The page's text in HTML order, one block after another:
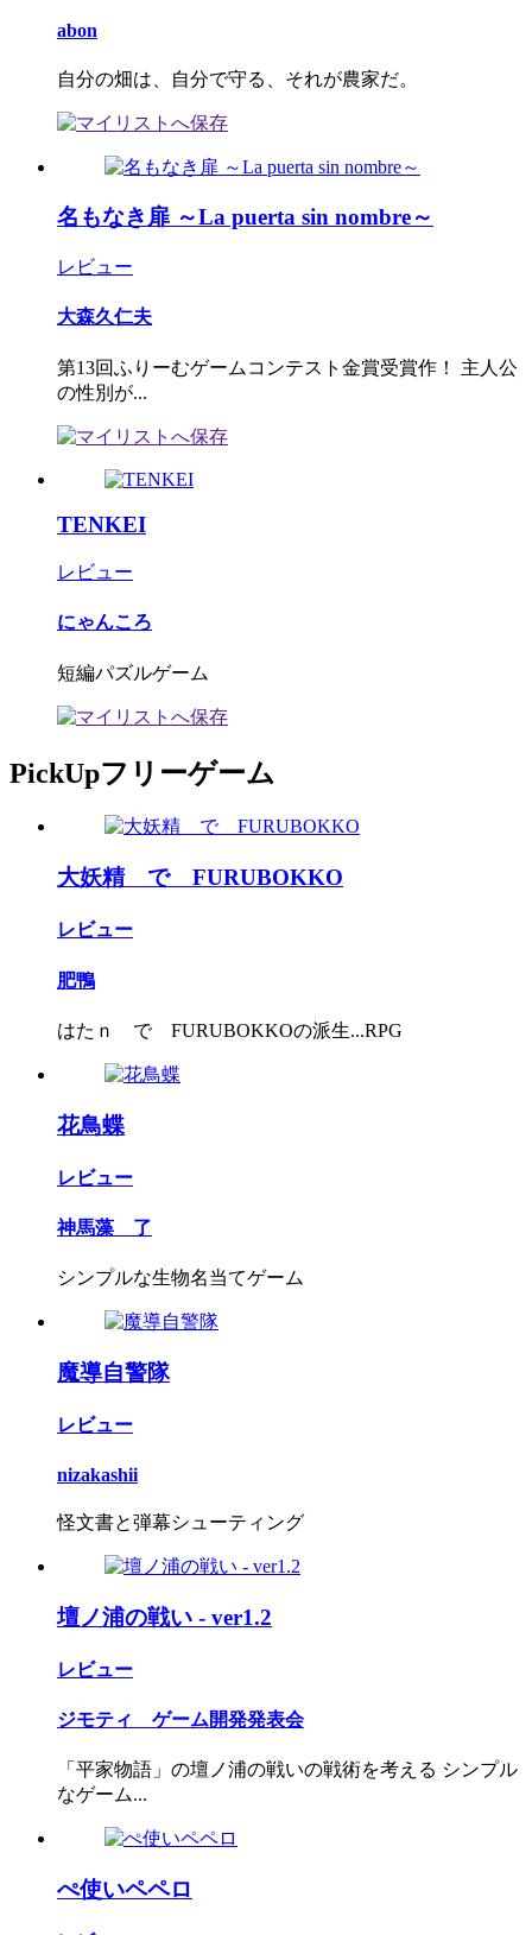
abon
自分の畑は、自分で守る、それが農家だ。
名もなき扉 ～La puerta sin nombre～
レビュー
大森久仁夫
第13回ふりーむゲームコンテスト金賞受賞作！ 主人公
の性別が...
TENKEI
レビュー
にゃんころ
短編パズルゲーム
PickUpフリーゲーム
大妖精 で FURUBOKKO
レビュー
肥鴨
はたｎ で FURUBOKKOの派生...RPG
花鳥蝶
レビュー
神馬藻 了
シンプルな生物名当てゲーム
魔導自警隊
レビュー
nizakashii
怪文書と弾幕シューティング
壇ノ浦の戦い - ver1.2
レビュー
ジモティ ゲーム開発発表会
「平家物語」の壇ノ浦の戦いの戦術を考える シンプル
なゲーム...
ぺ使いペペロ